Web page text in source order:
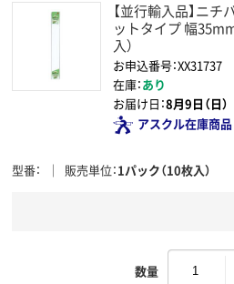
【並行輸入品】ニチ
ットタイプ 幅
入）
お申込番号：XX31737
在庫：あり
お届け日：8月9日（日）
アスクル在庫商品
型番 販売単位 1パック（10枚入）
数量